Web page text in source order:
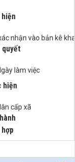
nhận vào bản kê
quyết
làm việc
hiện
cấp xã